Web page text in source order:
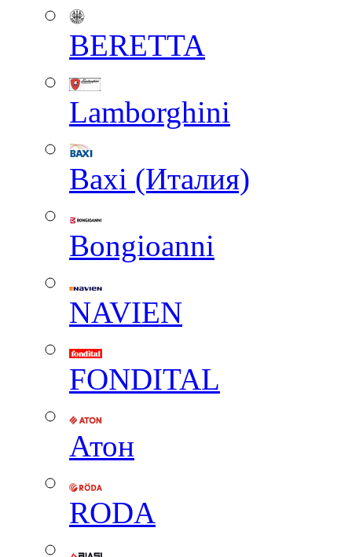
BERETTA
Lamborghini
Baxi (Италия)
Вongioanni
NAVIEN
FONDITAL
Атон
RODA